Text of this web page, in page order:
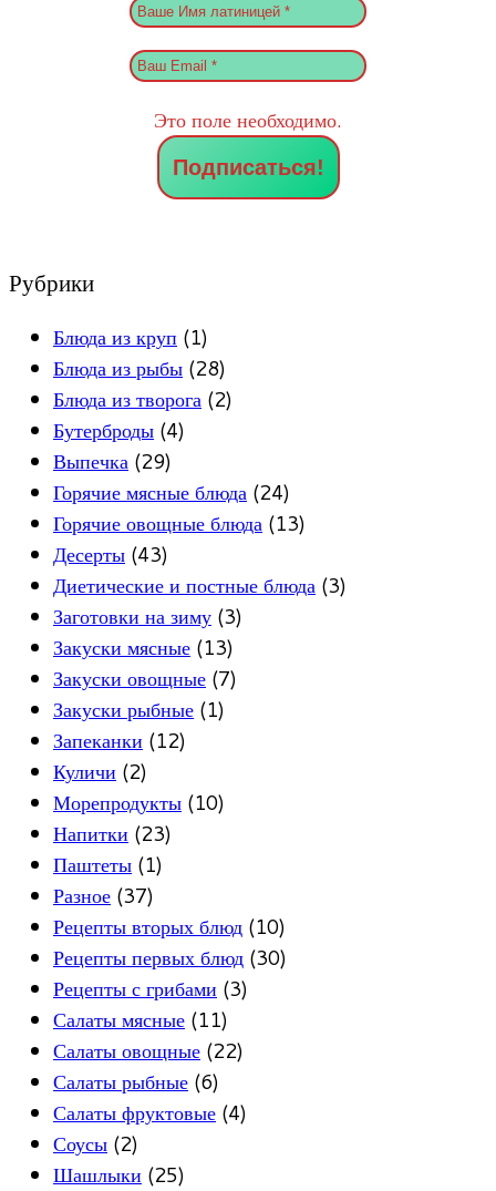
Это поле необходимо.
Рубрики
Блюда из круп (1)
Блюда из рыбы (28)
Блюда из творога (2)
Бутерброды (4)
Выпечка (29)
Горячие мясные блюда (24)
Горячие овощные блюда (13)
Десерты (43)
Диетические и постные блюда (3)
Заготовки на зиму (3)
Закуски мясные (13)
Закуски овощные (7)
Закуски рыбные (1)
Запеканки (12)
Куличи (2)
Морепродукты (10)
Напитки (23)
Паштеты (1)
Разное (37)
Рецепты вторых блюд (10)
Рецепты первых блюд (30)
Рецепты с грибами (3)
Салаты мясные (11)
Салаты овощные (22)
Салаты рыбные (6)
Салаты фруктовые (4)
Соусы (2)
Шашлыки (25)